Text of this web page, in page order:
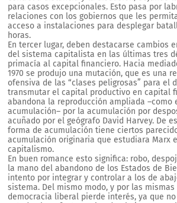
para casos excepcionales. Esto pasa por
relaciones con los gobiernos que les
acceso a instalaciones para desplegar
horas.
En tercer lugar, deben destacarse cambios
del sistema capitalista en las últimas tres
primacía al capital financiero. Hacia
1970 se produjo una mutación, que es una
ofensiva de las “clases peligrosas” para el
transmutar el capital productivo en capital
abandona la reproducción ampliada –como
acumulación– por la acumulación por
acuñado por el geógrafo David Harvey. De
forma de acumulación tiene ciertos
acumulación originaria que estudiara Marx
capitalismo.
En buen romance esto significa: robo,
la mano del abandono de los Estados de
intento por integrar y controlar a los de
sistema. Del mismo modo, y por las mismas
democracia liberal pierde interés, ya que